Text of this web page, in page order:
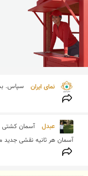
نمای ایران سپاس.
عبدل
آسمان هر ثانیه نقشی جدید